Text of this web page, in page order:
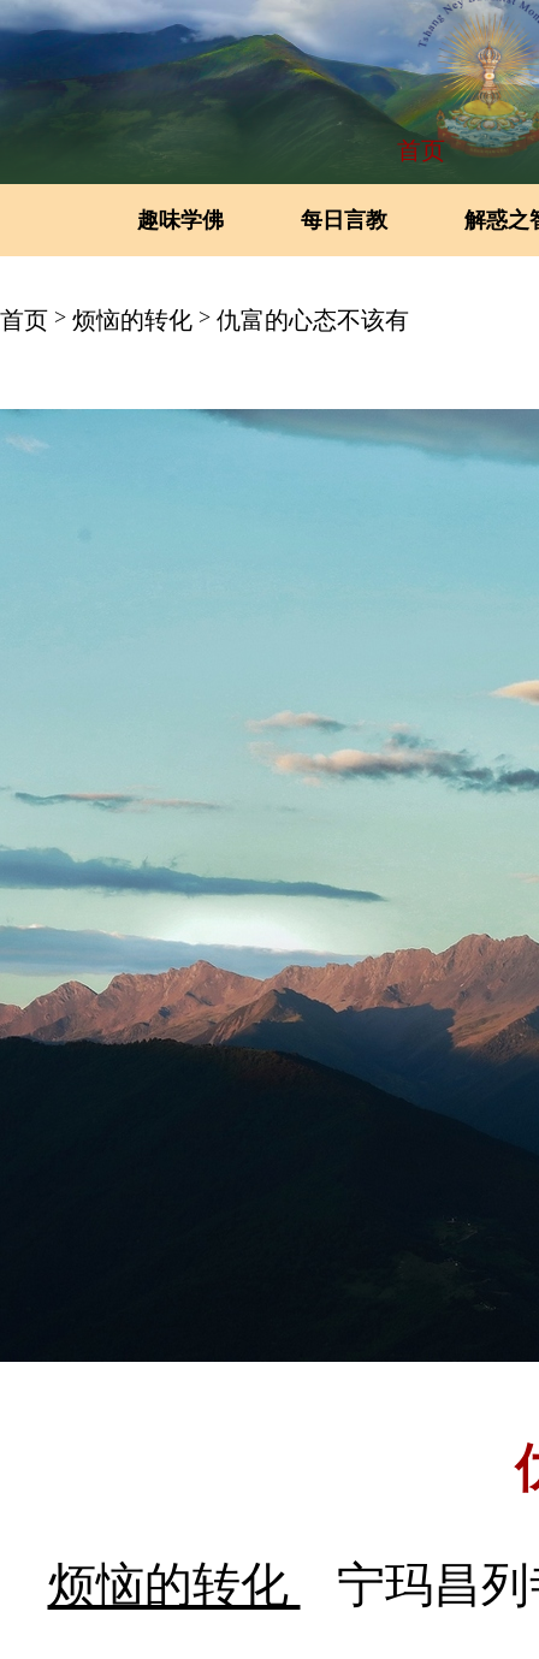
首页
趣味学佛 每日言教 解惑之
首页 > 烦恼的转化 > 仇富的心态不该有
烦恼的转化
宁玛昌